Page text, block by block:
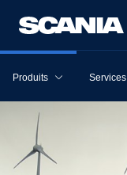
Produits Services